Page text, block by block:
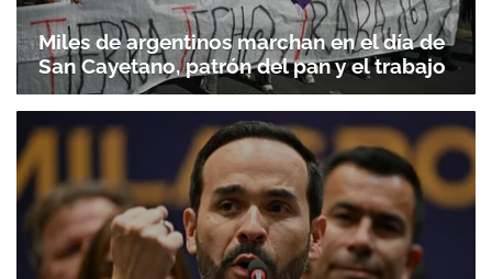
Miles de argentinos marchan en el día de
San Cayetano, patrón del pan y el trabajo